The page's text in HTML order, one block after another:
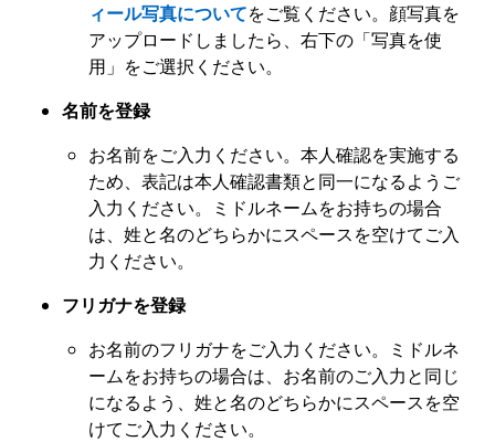
ィール写真についてをご覧ください。顔写真を
アップロードしましたら、右下の「写真を使
用」をご選択ください。
名前を登録
お名前をご入力ください。本人確認を実施する
ため、表記は本人確認書類と同一になるようご
入力ください。ミドルネームをお持ちの場合
は、姓と名のどちらかにスペースを空けてご入
力ください。
フリガナを登録
お名前のフリガナをご入力ください。ミドルネ
ームをお持ちの場合は、お名前のご入力と同じ
になるよう、姓と名のどちらかにスペースを空
けてご入力ください。